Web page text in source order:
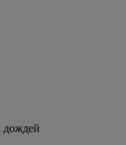
дождей